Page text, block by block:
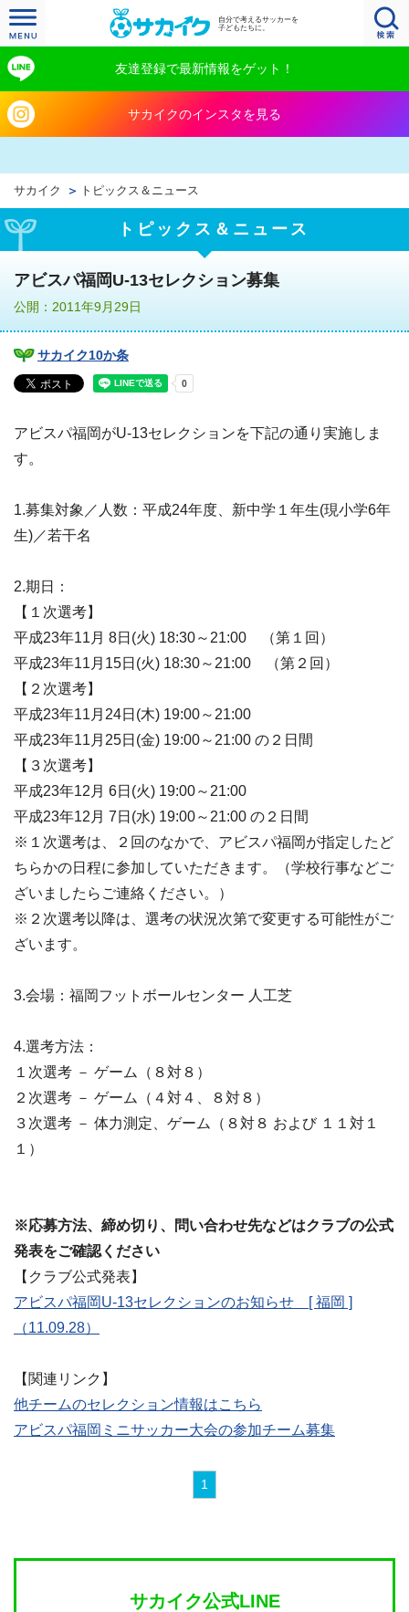
自分で考えるサッカーを
子どもたちに。
友達登録で最新情報をゲット！
サカイクのインスタを見る
サカイク トピックス＆ニュース
トピックス＆ニュース
アビスパ福岡U-13セレクション募集
公開：2011年9月29日
サカイク10か条
アビスパ福岡がU-13セレクションを下記の通り実施しま
す。
1.募集対象／人数：平成24年度、新中学１年生(現小学6年
生)／若干名
2.期日：
【１次選考】
平成23年11月 8日(火) 18:30～21:00 （第１回）
平成23年11月15日(火) 18:30～21:00 （第２回）
【２次選考】
平成23年11月24日(木) 19:00～21:00
平成23年11月25日(金) 19:00～21:00 の２日間
【３次選考】
平成23年12月 6日(火) 19:00～21:00
平成23年12月 7日(水) 19:00～21:00 の２日間
※１次選考は、２回のなかで、アビスパ福岡が指定したど
ちらかの日程に参加していただきます。（学校行事などご
ざいましたらご連絡ください。）
※２次選考以降は、選考の状況次第で変更する可能性がご
ざいます。
3.会場：福岡フットボールセンター 人工芝
4.選考方法：
１次選考 － ゲーム（８対８）
２次選考 － ゲーム（４対４、８対８）
３次選考 － 体力測定、ゲーム（８対８ および １１対１
１）
※応募方法、締め切り、問い合わせ先などはクラブの公式
発表をご確認ください
【クラブ公式発表】
アビスパ福岡U-13セレクションのお知らせ [ 福岡 ]
（11.09.28）
【関連リンク】
他チームのセレクション情報はこちら
アビスパ福岡ミニサッカー大会の参加チーム募集
1
サカイク公式LINE